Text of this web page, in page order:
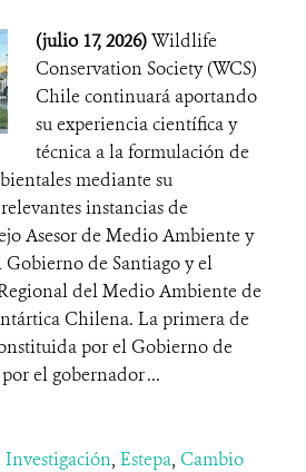
(julio 17, 2026)Wildlife
Conservation Society (WCS)
Chile continuará aportando
su experiencia científica y
técnica a la formulación de
mediante su
instancias de
Asesor de Medio Ambiente y
de Santiago y el
del Medio Ambiente de
Chilena. La primera de
por el Gobierno de
el gobernador ...
Investigación, Estepa, Cambio